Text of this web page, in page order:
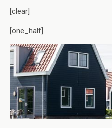
[clear]
[one_half]